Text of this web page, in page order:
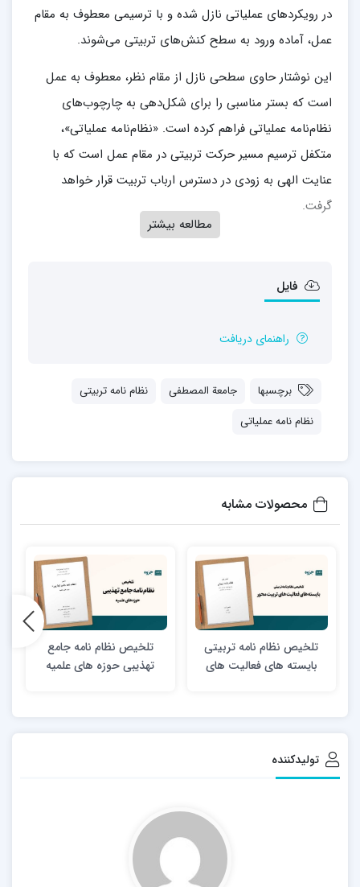
در رویکردهای عملیاتی نازل شده و با ترسیمی معطوف به مقام
عمل، آماده ورود به سطح کنش‌های تربیتی می‌شوند.
این نوشتار حاوی سطحی نازل از مقام نظر، معطوف به عمل
است که بستر مناسبی را برای شکل‌دهی به چارچوب‌های
نظام‌نامه عملیاتی فراهم کرده است. «نظام‌نامه عملیاتی»،
متکفل ترسیم مسیر حرکت تربیتی در مقام عمل است که با
عنایت الهی به زودی در دسترس ارباب تربیت قرار خواهد
گرفت.
جهت تهیه کتاب به این
مطالعه بیشتر
فایل
راهنمای دریافت
برچسبها جامعة المصطفی
نظام نامه تربیتی
نظام نامه عملیاتی
محصولات مشابه
تلخیص نظام نامه تربیتی
بایسته های فعالیت های
تلخیص نظام نامه جامع
تهذیبی حوزه های علمیه
تولیدکننده